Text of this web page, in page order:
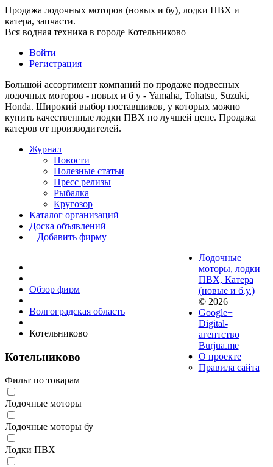
Продажа лодочных моторов (новых и бу), лодки ПВХ и
катера, запчасти.
Вся водная техника в городе Котельниково
Войти
Регистрация
Большой ассортимент компаний по продаже подвесных
лодочных моторов - новых и б у - Yamaha, Tohatsu, Suzuki,
Honda. Широкий выбор поставщиков, у которых можно
купить качественные лодки ПВХ по лучшей цене. Продажа
катеров от производителей.
Журнал
Новости
Полезные статьи
Пресс релизы
Рыбалка
Кругозор
Каталог организаций
Доска объявлений
+ Добавить фирму
Обзор фирм
Волгоградская область
Котельниково
Котельниково
Фильт по товарам
Лодочные моторы
Лодочные моторы бу
Лодки ПВХ
Лодочные
моторы, лодки
ПВХ, Катера
(новые и б.у.)
© 2026
Google+
Digital-
агентство
Burjua.me
О проекте
Правила сайта